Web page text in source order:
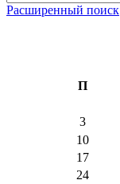
Расширенный поиск
П
3
10
17
24